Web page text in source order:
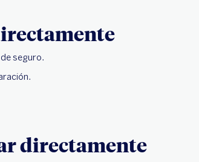
seguro.
directamente